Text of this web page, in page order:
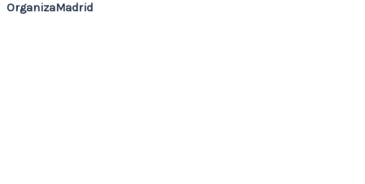
OrganizaMadrid